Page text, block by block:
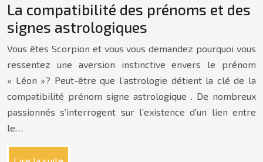
La compatibilité des prénoms et des
signes astrologiques
Vous êtes Scorpion et vous vous demandez pourquoi vous
ressentez une aversion instinctive envers le prénom
« Léon »? Peut-être que l’astrologie détient la clé de la
compatibilité prénom signe astrologique . De nombreux
passionnés s’interrogent sur l’existence d’un lien entre
le…